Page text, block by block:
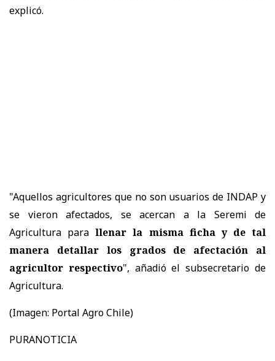
explicó.
"Aquellos agricultores que no son usuarios de INDAP y
se vieron afectados, se acercan a la Seremi de
Agricultura parallenar la misma ficha y de tal
manera detallar los grados de afectación al
agricultor respectivo", añadió el subsecretario de
Agricultura.
(Imagen: Portal Agro Chile)
PURANOTICIA